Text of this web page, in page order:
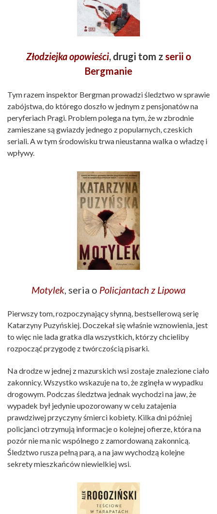
Złodziejka opowieści, drugi tom z serii o
Bergmanie
Tym razem inspektor Bergman prowadzi śledztwo w sprawie
zabójstwa, do którego doszło w jednym z pensjonatów na
peryferiach Pragi. Problem polega na tym, że w zbrodnie
zamieszane są gwiazdy jednego z popularnych, czeskich
seriali. A w tym środowisku trwa nieustanna walka o władzę i
wpływy.
Motylek, seria o Policjantach z Lipowa
Pierwszy tom, rozpoczynający słynną, bestsellerową serię
Katarzyny Puzyńskiej. Doczekał się właśnie wznowienia, jest
to więc nie lada gratka dla wszystkich, którzy chcieliby
rozpocząć przygodę z twórczością pisarki.
Na drodze w jednej z mazurskich wsi zostaje znalezione ciało
zakonnicy. Wszystko wskazuje na to, że zginęła w wypadku
drogowym. Podczas śledztwa jednak wychodzi na jaw, że
wypadek był jedynie upozorowany w celu zatajenia
prawdziwej przyczyny śmierci kobiety. Kilka dni później
policjanci otrzymują informacje o kolejnej ofierze, która na
pozór nie ma nic wspólnego z zamordowaną zakonnicą.
Śledztwo rusza pełną parą, a na jaw wychodzą kolejne
sekrety mieszkańców niewielkiej wsi.